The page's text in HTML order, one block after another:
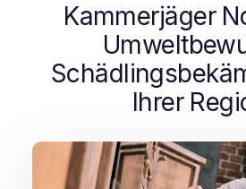
Kammerjäger
Ihrer